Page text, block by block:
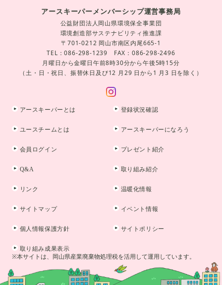
アースキーパーメンバーシップ運営事務局
公益財団法人岡山県環境保全事業団
環境創造部サステナビリティ推進課
〒701-0212 岡山市南区内尾665-1
TEL：086-298-1239 FAX：086-298-2496
月曜日から金曜日午前8時30分から午後5時15分
（土・日・祝日、振替休日及び12 月29 日から1 月3 日を除く）
アースキーパーとは 登録状況確認
ユースチームとは アースキーパーになろう
会員ログイン プレゼント紹介
Q&A 取り組み紹介
リンク 温暖化情報
サイトマップ イベント情報
個人情報保護方針 サイトポリシー
取り組み成果表示
※本サイトは、岡山県産業廃棄物処理税を活用して運用しています。